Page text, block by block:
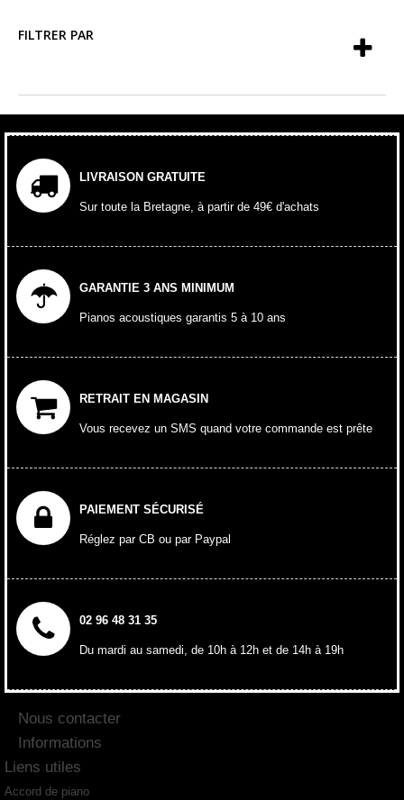
FILTRER PAR
LIVRAISON GRATUITE
Sur toute la Bretagne, à partir de 49€ d'achats
GARANTIE 3 ANS MINIMUM
Pianos acoustiques garantis 5 à 10 ans
RETRAIT EN MAGASIN
Vous recevez un SMS quand votre commande est prête
PAIEMENT SÉCURISÉ
Réglez par CB ou par Paypal
02 96 48 31 35
Du mardi au samedi, de 10h à 12h et de 14h à 19h
Nous contacter
Informations
Liens utiles
Accord de piano